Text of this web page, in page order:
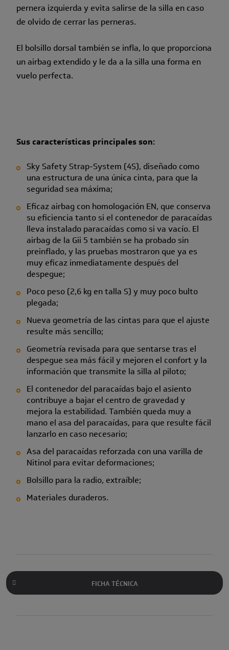
pernera izquierda y evita salirse de la silla en caso
de olvido de cerrar las perneras.
El bolsillo dorsal también se infla, lo que proporciona
un airbag extendido y le da a la silla una forma en
vuelo perfecta.
Sus características principales son:
Sky Safety Strap-System (4S), diseñado como
una estructura de una única cinta, para que la
seguridad sea máxima;
Eficaz airbag con homologación EN, que conserva
su eficiencia tanto si el contenedor de paracaídas
lleva instalado paracaídas como si va vacío. El
airbag de la Gii 5 también se ha probado sin
preinflado, y las pruebas mostraron que ya es
muy eficaz inmediatamente después del
despegue;
Poco peso (2,6 kg en talla S) y muy poco bulto
plegada;
Nueva geometría de las cintas para que el ajuste
resulte más sencillo;
Geometría revisada para que sentarse tras el
despegue sea más fácil y mejoren el confort y la
información que transmite la silla al piloto;
El contenedor del paracaídas bajo el asiento
contribuye a bajar el centro de gravedad y
mejora la estabilidad. También queda muy a
mano el asa del paracaídas, para que resulte fácil
lanzarlo en caso necesario;
Asa del paracaídas reforzada con una varilla de
Nitinol para evitar deformaciones;
Bolsillo para la radio, extraíble;
Materiales duraderos.
FICHA TÉCNICA